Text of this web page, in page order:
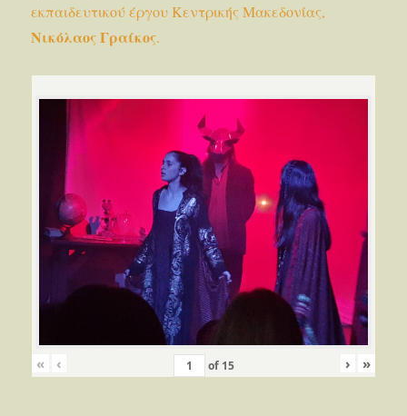
εκπαιδευτικού έργου Κεντρικής Μακεδονίας,
Νικόλαος Γραίκος.
« ‹ of 15 › »